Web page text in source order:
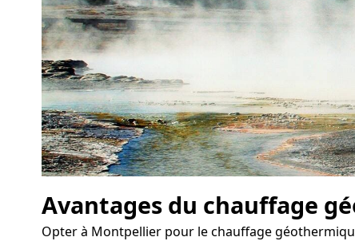
Avantages du chauffage
Opter à Montpellier pour le chauffage